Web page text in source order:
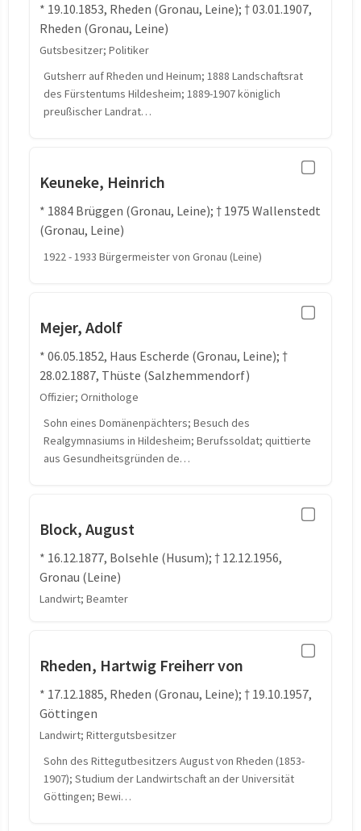
* 19.10.1853, Rheden (Gronau, Leine); † 03.01.1907,
Rheden (Gronau, Leine)
Gutsbesitzer; Politiker
Gutsherr auf Rheden und Heinum; 1888 Landschaftsrat
des Fürstentums Hildesheim; 1889-1907 königlich
preußischer Landrat…
Keuneke, Heinrich
* 1884 Brüggen (Gronau, Leine); † 1975 Wallenstedt
(Gronau, Leine)
1922 - 1933 Bürgermeister von Gronau (Leine)
Mejer, Adolf
* 06.05.1852, Haus Escherde (Gronau, Leine); †
28.02.1887, Thüste (Salzhemmendorf)
Offizier; Ornithologe
Sohn eines Domänenpächters; Besuch des
Realgymnasiums in Hildesheim; Berufssoldat; quittierte
aus Gesundheitsgründen de…
Block, August
* 16.12.1877, Bolsehle (Husum); † 12.12.1956,
Gronau (Leine)
Landwirt; Beamter
Rheden, Hartwig Freiherr von
* 17.12.1885, Rheden (Gronau, Leine); † 19.10.1957,
Göttingen
Landwirt; Rittergutsbesitzer
Sohn des Rittegutbesitzers August von Rheden (1853-
1907); Studium der Landwirtschaft an der Universität
Göttingen; Bewi…